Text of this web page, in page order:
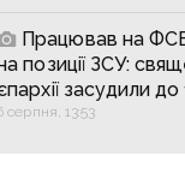
Працював на ФСБ
позиції ЗСУ:
засудили до
серпня, 13:53